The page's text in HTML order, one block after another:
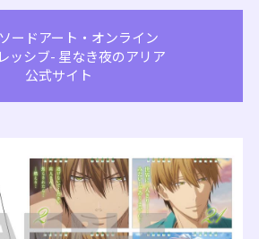
ードアート・オンライン
ッシブ- 星なき夜のアリア
公式サイト